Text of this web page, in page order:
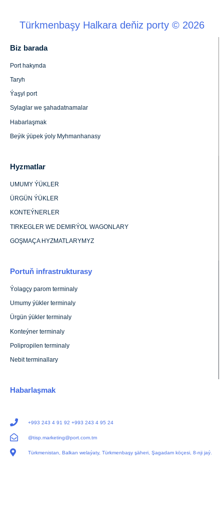
Türkmenbaşy Halkara deňiz porty © 2026
Biz barada
Port hakynda
Taryh
Ýaşyl port
Sylaglar we şahadatnamalar
Habarlaşmak
Beýik ýüpek ýoly Myhmanhanasy
Hyzmatlar
UMUMY ÝÜKLER
ÜRGÜN ÝÜKLER
KONTEÝNERLER
TIRKEGLER WE DEMIRÝOL WAGONLARY
GOŞMAÇA HYZMATLARYMYZ
Portuň infrastrukturasy
Ýolagçy parom terminaly
Umumy ýükler terminaly
Ürgün ýükler terminaly
Konteýner terminaly
Polipropilen terminaly
Nebit terminallary
Habarlaşmak
+993 243 4 91 92 +993 243 4 95 24
@tisp.marketing@port.com.tm
Türkmenistan, Balkan welaýaty, Türkmenbaşy şäheri, Şagadam köçesi, 8-nji jaý.